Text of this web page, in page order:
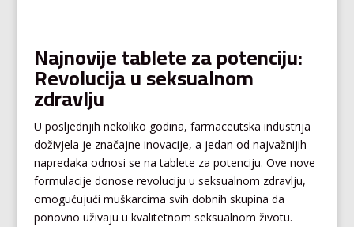
Najnovije tablete za potenciju:
Revolucija u seksualnom
zdravlju
U posljednjih nekoliko godina, farmaceutska industrija
doživjela je značajne inovacije, a jedan od najvažnijih
napredaka odnosi se na tablete za potenciju. Ove nove
formulacije donose revoluciju u seksualnom zdravlju,
omogućujući muškarcima svih dobnih skupina da
ponovno uživaju u kvalitetnom seksualnom životu.